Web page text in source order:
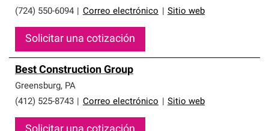
(724) 550-6094
Correo electrónico Sitio web
Solicitar una cotización
Best Construction Group
Greensburg, PA
(412) 525-8743
Correo electrónico Sitio web